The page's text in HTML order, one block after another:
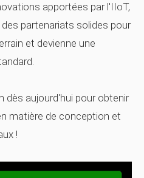
apportées par l'IIoT,
partenariats solides pour
et devienne une
dès aujourd'hui pour obtenir
matière de conception et
!